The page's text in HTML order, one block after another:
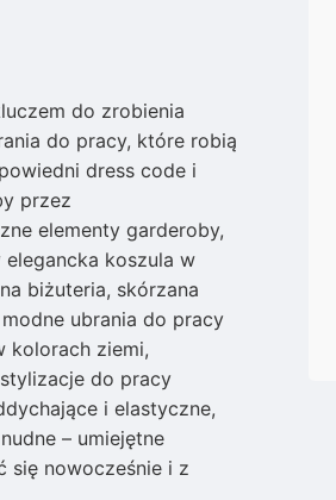
do zrobienia
do pracy, które robią
dress code i
przez
elementy garderoby,
koszula w
biżuteria, skórzana
ubrania do pracy
kolorach ziemi,
do pracy
i elastyczne,
– umiejętne
się nowocześnie i z